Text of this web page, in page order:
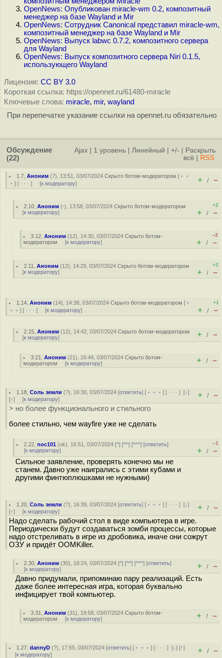
OpenNews: Опубликован miracle-wm 0.2, композитный
менеджер на базе Wayland и Mir
OpenNews: Сотрудник Canonical представил miracle-wm,
композитный менеджер на базе Wayland и Mir
OpenNews: Выпуск labwc 0.7.2, композитного сервера
для Wayland
OpenNews: Выпуск композитного сервера Niri 0.1.5,
использующего Wayland
Лицензия: CC BY 3.0
Короткая ссылка: https://opennet.ru/61480-miracle
Ключевые слова: miracle, mir, wayland
При перепечатке указание ссылки на opennet.ru обязательно
Обсуждение
(22)
Ajax 1 уровень Линейный +/-
Раскрыть
всё
RSS
1.7 ,Аноним (7), 13:51, 03/07/2024Скрыто ботом-модератором [ ﹢﹢
﹢ ] [ · · · ] [к модератору] + / –
2.10 ,Аноним (-), 13:58, 03/07/2024Скрыто ботом-модератором
[к модератору]
+2
+ / –
3.12 ,Аноним (12), 14:30, 03/07/2024Скрыто ботом-
модератором [к модератору]
–2
+ / –
2.11 ,Аноним (12), 14:29, 03/07/2024Скрыто ботом-модератором
[к модератору]
+2
+ / –
1.14 ,Аноним (14), 14:38, 03/07/2024Скрыто ботом-модератором [ ﹢
﹢﹢ ] [ · · · ] [к модератору]
+1
+ / –
2.15 ,Аноним (12), 14:42, 03/07/2024Скрыто ботом-модератором
[к модератору] + / –
3.21 ,Аноним (21), 16:44, 03/07/2024Скрыто ботом-
модератором [к модератору] + / –
1.18 ,Соль земли (?), 16:30, 03/07/2024 [ответить] [ ﹢﹢﹢] [ · · ·][↓]
[↑] [к модератору] + / –
> но более функционального и стильного
более стильно, чем wayfire уже не сделать
2.22 ,noc101 (ok), 16:51, 03/07/2024 [^] [^^] [^^^] [ответить]
[к модератору]
–1
+ / –
Сильное заявление, проверять конечно мы не
станем. Давно уже наигрались с этими кубами и
другими финтюплюшками не нужными)
1.20 ,Соль земли (?), 16:39, 03/07/2024 [ответить] [ ﹢﹢﹢] [ · · ·][↓]
[↑] [к модератору] + / –
Надо сделать рабочий стол в виде компьютера в игре.
Периодически будут создаваться зомби процессы, которые
надо отстреливать в игре из дробовика, иначе они сожрут
ОЗУ и придёт OOMKiller.
2.30 ,Аноним (30), 18:24, 03/07/2024 [^] [^^] [^^^] [ответить]
[к модератору] + / –
Давно придумали, припоминаю пару реализаций. Есть
даже более интересная игра, которая буквально
инфицирует твой компьютер.
3.31 ,Аноним (31), 19:58, 03/07/2024Скрыто ботом-
модератором [к модератору] + / –
1.27 ,dannyD (?), 17:55, 03/07/2024 [ответить] [ ﹢﹢﹢] [ · · ·][↓] [↑]
[к модератору] + / –